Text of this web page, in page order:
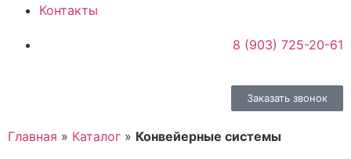
Контакты
8 (903) 725-20-61
Заказать звонок
Главная » Каталог » Конвейерные системы